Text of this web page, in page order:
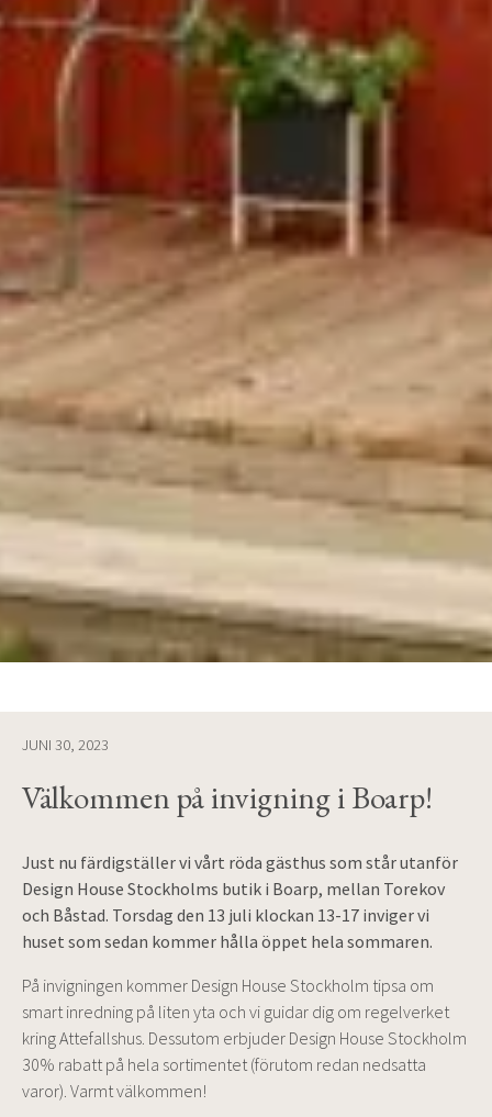
JUNI 30, 2023
Välkommen på invigning i Boarp!
Just nu färdigställer vi vårt röda gästhus som står utanför
Design House Stockholms butik i Boarp, mellan Torekov
och Båstad. Torsdag den 13 juli klockan 13-17 inviger vi
huset som sedan kommer hålla öppet hela sommaren.
På invigningen kommer Design House Stockholm tipsa om
smart inredning på liten yta och vi guidar dig om regelverket
kring Attefallshus. Dessutom erbjuder Design House Stockholm
30% rabatt på hela sortimentet (förutom redan nedsatta
varor). Varmt välkommen!